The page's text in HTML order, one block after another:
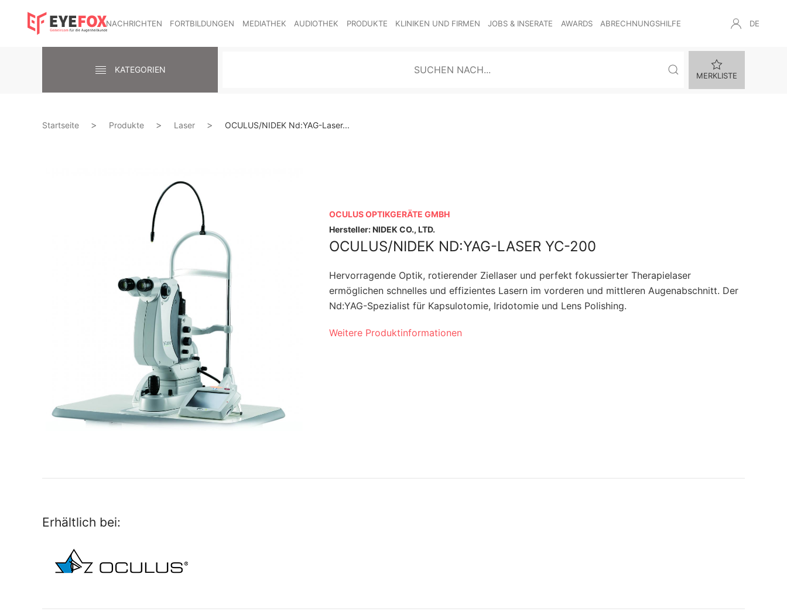
NACHRICHTEN FORTBILDUNGEN MEDIATHEK AUDIOTHEK PRODUKTE KLINIKEN UND FIRMEN JOBS & INSERATE AWARDS ABRECHNUNGSHILFE DE
KATEGORIEN
MERKLISTE
Startseite Produkte Laser OCULUS/NIDEK Nd:YAG-Laser...
OCULUS OPTIKGERÄTE GMBH
Hersteller: NIDEK CO., LTD.
OCULUS/NIDEK ND:YAG-LASER YC-200
Hervorragende Optik, rotierender Ziellaser und perfekt fokussierter Therapielaser
ermöglichen schnelles und effizientes Lasern im vorderen und mittleren Augenabschnitt. Der
Nd:YAG-Spezialist für Kapsulotomie, Iridotomie und Lens Polishing.
Weitere Produktinformationen
Erhältlich bei: